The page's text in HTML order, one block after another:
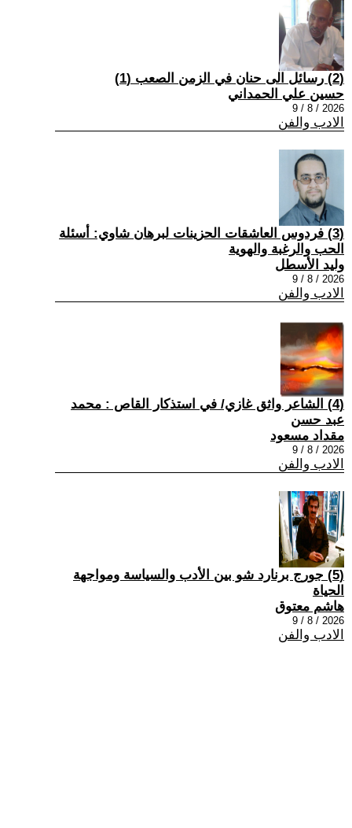
(2) رسائل الى حنان في الزمن الصعب (1)
حسين علي الحمداني
2026 / 8 / 9
الادب والفن
(3) فردوس العاشقات الحزينات لبرهان شاوي: أسئلة
الحب والرغبة والهوية
وليد الأسطل
2026 / 8 / 9
الادب والفن
(4) الشاعر واثق غازي/ في استذكار القاص : محمد
عبد حسن
مقداد مسعود
2026 / 8 / 9
الادب والفن
(5) جورج برنارد شو بين الأدب والسياسة ومواجهة
الحياة
هاشم معتوق
2026 / 8 / 9
الادب والفن